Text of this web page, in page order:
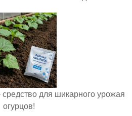
для шикарного урожая
огурцов!